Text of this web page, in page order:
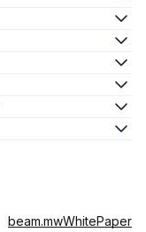
beam.mwWhitePaper